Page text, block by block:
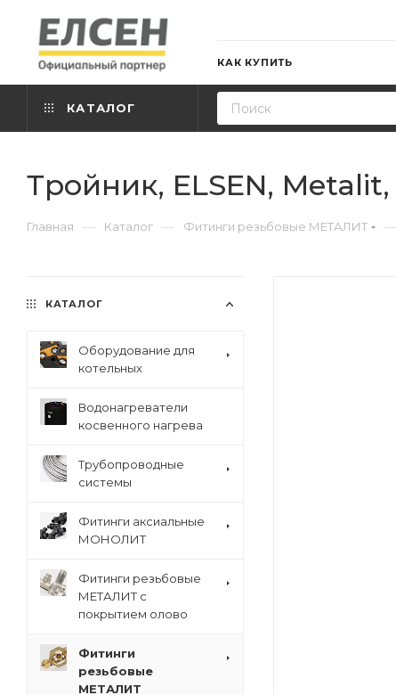
КАК КУПИТЬ
КАТАЛОГ
Тройник, ELSEN, Metalit,
Главная — Каталог — Фитинги резьбовые МЕТАЛИТ —
КАТАЛОГ
Оборудование для
котельных
Водонагреватели
косвенного нагрева
Трубопроводные
системы
Фитинги аксиальные
МОНОЛИТ
Фитинги резьбовые
МЕТАЛИТ с
покрытием олово
Фитинги
резьбовые
МЕТАЛИТ